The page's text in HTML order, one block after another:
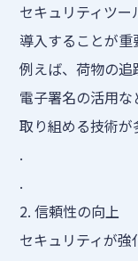
セキュリティツー
導入することが重
例えば、荷物の追
電子署名の活用
取り組める技術が
.
.
2. 信頼性の向上
セキュリティが